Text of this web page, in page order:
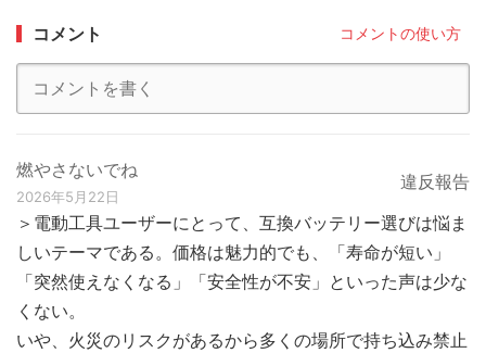
コメント コメントの使い方
燃やさないでね
2026年5月22日
違反報告
＞電動工具ユーザーにとって、互換バッテリー選びは悩ま
しいテーマである。価格は魅力的でも、「寿命が短い」
「突然使えなくなる」「安全性が不安」といった声は少な
くない。
いや、火災のリスクがあるから多くの場所で持ち込み禁止